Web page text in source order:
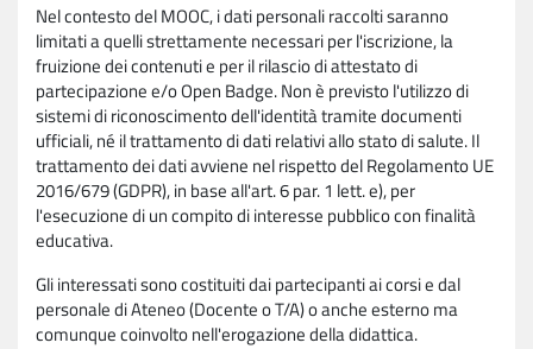
Nel contesto del MOOC, i dati personali raccolti saranno
limitati a quelli strettamente necessari per l'iscrizione, la
fruizione dei contenuti e per il rilascio di attestato di
partecipazione e/o Open Badge. Non è previsto l'utilizzo di
sistemi di riconoscimento dell'identità tramite documenti
ufficiali, né il trattamento di dati relativi allo stato di salute. Il
trattamento dei dati avviene nel rispetto del Regolamento UE
2016/679 (GDPR), in base all'art. 6 par. 1 lett. e), per
l'esecuzione di un compito di interesse pubblico con finalità
educativa.
Gli interessati sono costituiti dai partecipanti ai corsi e dal
personale di Ateneo (Docente o T/A) o anche esterno ma
comunque coinvolto nell'erogazione della didattica.